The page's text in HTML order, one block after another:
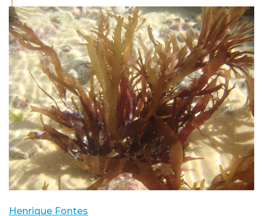
Henrique Fontes